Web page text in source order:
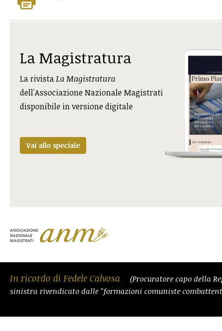
La Magistratura
La rivistaLa Magistratura
dell'Associazione Nazionale Magistrati
disponibile in versione digitale
Vai allo speciale
In ricordo di Fedele Calvosa
(Procuratore capo della
sinistra rivendicato dalle "formazioni comuniste